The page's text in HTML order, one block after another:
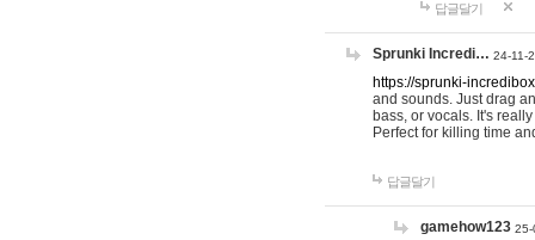
답글달기
Sprunki Incredi… 24-11-
https://sprunki-
and sounds. Just drag
bass, or vocals. It's
Perfect for killing time
답글달기
gamehow123 25-